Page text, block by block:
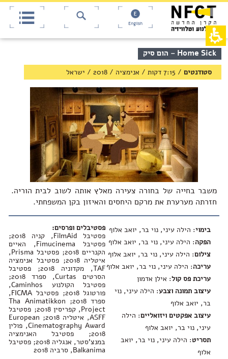
תחילתו
אינטרנט,
לחץ
אנטר
כדי
לאזור
ראש
באפשרותך
ללחוץ
אנטר
כדי
לדלג
English
תוכן
מרכזי,
באפשרותך
ללחוץ
Home Sick – הום סיק
סטודנטים / 7:15 דקות / אנימציה /
2018
/ ישראל
משבר בחייה של בחורה צעירה מאלץ אותה לשוב לבית הוריה.
חזרתה מערערת את מרקם היחסים והאיזון בקן המשפחתי.
פסטיבלים ופרסים:
פסטיבל FilmAid, קניה 2018;
פסטיבל Fimucinema, האיים
הקנריים 2018; פסטיבל Prisma,
איטליה 2018; פסטיבל אנימציה
TAF, מקדוניה 2018; פסטיבל
הסרטים Curtas, ספרד 2018;
פסטיבל הקולנוע Caminhos,
פורטוגל 2018; פסטיבל FICMA,
ספרד 2018; Tha Animatikkon
Project, קפריסין 2018; פסטיבל
ASFF, איטליה 2018; European
Cinematography Award, פולין
2018; פסטיבל האנימציה
במנצ'סטר, אנגליה 2018; פסטיבל
Balkanima, סרביה 2018
בימוי: הילה עיני, נוי בר, יואב אלוף
הפקה: הילה עיני, נוי בר, יואב אלוף
צילום: הילה עיני, נוי בר, יואב אלוף
עריכה: הילה עיני, נוי בר, יואב אלוף
עריכת פס קול: אילן אדמון
עיצוב תמונה וצבע: הילה עיני, נוי
בר, יואב אלוף
עיצוב אפקטים ויזואליים: הילה
עיני, נוי בר, יואב אלוף
תסריט: הילה עיני, נוי בר, יואב
אלוף